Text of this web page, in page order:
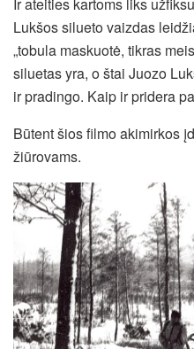
Lukšos silueto vaizdas
„tobula maskuotė, tikras
siluetas yra, o štai Juozo
ir pradingo. Kaip ir pridera
Būtent šios filmo akimirkos
žiūrovams.